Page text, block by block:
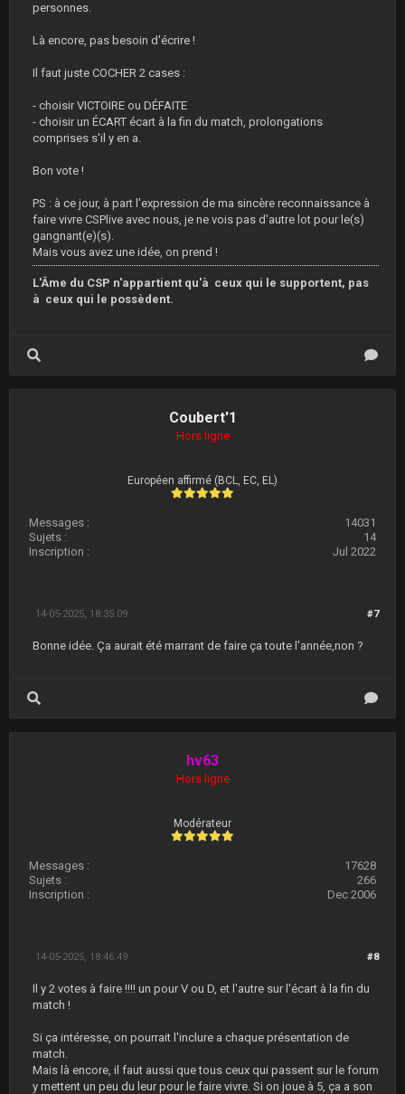
personnes.
Là encore, pas besoin d'écrire !
Il faut juste COCHER 2 cases :
- choisir VICTOIRE ou DÉFAITE
- choisir un ÉCART écart à la fin du match, prolongations
comprises s'il y en a.
Bon vote !
PS : à ce jour, à part l'expression de ma sincère reconnaissance à
faire vivre CSPlive avec nous, je ne vois pas d'autre lot pour le(s)
gangnant(e)(s).
Mais vous avez une idée, on prend !
L'Âme du CSP n'appartient qu'à ceux qui le supportent, pas
à ceux qui le possèdent.
Coubert'1
Hors ligne
Européen affirmé (BCL, EC, EL)
Messages :
14031
Sujets :
14
Inscription :
Jul 2022
#7
14-05-2025, 18:35:09
Bonne idée. Ça aurait été marrant de faire ça toute l'année,non ?
hv63
Hors ligne
Modérateur
Messages :
17628
Sujets :
266
Inscription :
Dec 2006
#8
14-05-2025, 18:46:49
Il y 2 votes à faire !!!! un pour V ou D, et l'autre sur l'écart à la fin du
match !
Si ça intéresse, on pourrait l'inclure a chaque présentation de
match.
Mais là encore, il faut aussi que tous ceux qui passent sur le forum
y mettent un peu du leur pour le faire vivre. Si on joue à 5, ça a son